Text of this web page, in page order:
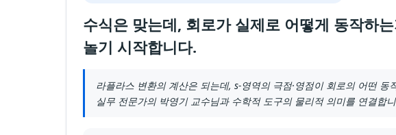
수식은 맞는데, 회로가 실제로 어떻게 동작하
놀기 시작합니다.
라플라스 변환의 계산은 되는데, s-영역의 극점·영점이 회로의 어떤 동
실무 전문가의 박영기 교수님과 수학적 도구의 물리적 의미를 연결합